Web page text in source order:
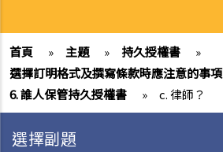
首頁 » 主題 » 持久授權書
»
選擇訂明格式及撰寫條款時應注意的事項
6. 誰人保管持久授權書
» c. 律師？
選擇副題